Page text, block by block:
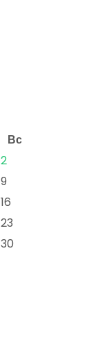
Вс
2
9
16
23
30